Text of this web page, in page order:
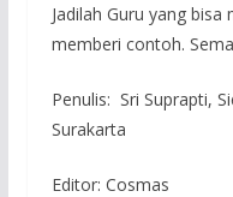
Jadilah Guru yang
memberi contoh.
Penulis: Sri Suprapti,
Surakarta
Editor: Cosmas